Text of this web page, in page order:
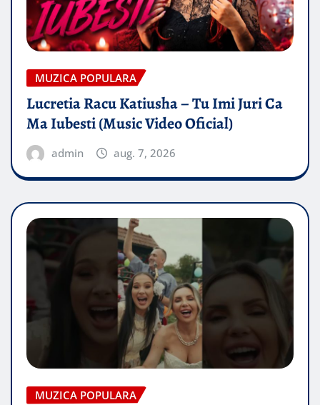
MUZICA POPULARA
Lucretia Racu Katiusha – Tu Imi Juri Ca
Ma Iubesti (Music Video Oficial)
admin aug. 7, 2026
MUZICA POPULARA